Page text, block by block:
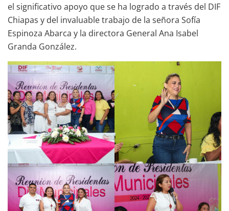
el significativo apoyo que se ha logrado a través del DIF
Chiapas y del invaluable trabajo de la señora Sofía
Espinoza Abarca y la directora General Ana Isabel
Granda González.